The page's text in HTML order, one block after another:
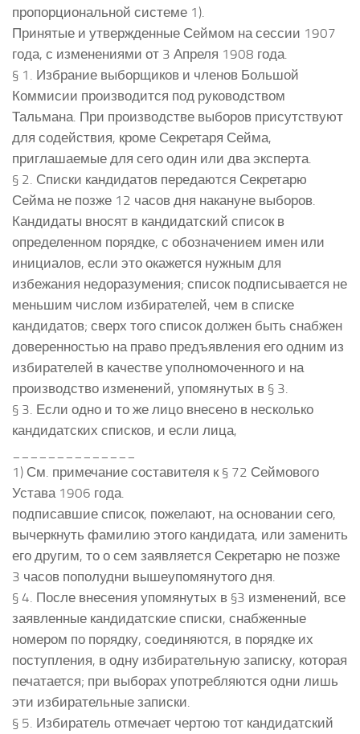
пропорциональной системе 1).
Принятые и утвержденные Сеймом на сессии 1907
года, с изменениями от 3 Апреля 1908 года.
§ 1. Избрание выборщиков и членов Большой
Коммисии производится под руководством
Тальмана. При производстве выборов присутствуют
для содействия, кроме Секретаря Сейма,
приглашаемые для сего один или два эксперта.
§ 2. Списки кандидатов передаются Секретарю
Сейма не позже 12 часов дня накануне выборов.
Кандидаты вносят в кандидатский список в
определенном порядке, с обозначением имен или
инициалов, если это окажется нужным для
избежания недоразумения; список подписывается не
меньшим числом избирателей, чем в списке
кандидатов; сверх того список должен быть снабжен
доверенностью на право предъявления его одним из
избирателей в качестве уполномоченного и на
производство изменений, упомянутых в § 3.
§ 3. Если одно и то же лицо внесено в несколько
кандидатских списков, и если лица,
1) См. примечание составителя к § 72 Сеймового
Устава 1906 года.
подписавшие список, пожелают, на основании сего,
вычеркнуть фамилию этого кандидата, или заменить
его другим, то о сем заявляется Секретарю не позже
3 часов пополудни вышеупомянутого дня.
§ 4. После внесения упомянутых в §3 изменений, все
заявленные кандидатские списки, снабженные
номером по порядку, соединяются, в порядке их
поступления, в одну избирательную записку, которая
печатается; при выборах употребляются одни лишь
эти избирательные записки.
§ 5. Избиратель отмечает чертою тот кандидатский